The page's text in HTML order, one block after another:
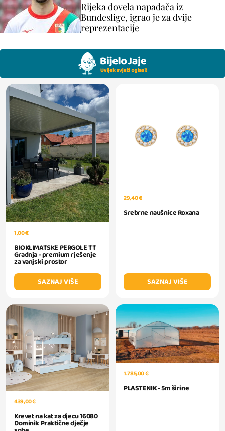
Rijeka dovela napadača iz
Bundeslige, igrao je za dvije
reprezentacije
1,00 €
BIOKLIMATSKE PERGOLE TT
Gradnja - premium rješenje
za vanjski prostor
SAZNAJ VIŠE
29,40 €
Srebrne naušnice Roxana
SAZNAJ VIŠE
439,00 €
Krevet na kat za djecu 16080
Dominik Praktične dječje
1.785,00 €
PLASTENIK - 5m širine